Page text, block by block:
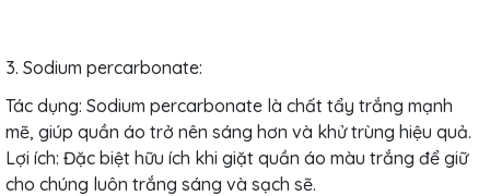
3. Sodium percarbonate:
Tác dụng: Sodium percarbonate là chất tẩy trắng mạnh
mẽ, giúp quần áo trở nên sáng hơn và khử trùng hiệu quả.
Lợi ích: Đặc biệt hữu ích khi giặt quần áo màu trắng để giữ
cho chúng luôn trắng sáng và sạch sẽ.